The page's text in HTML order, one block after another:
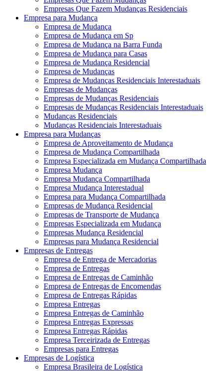
Empresas Que Fazem Mudanças Residenciais
Empresa para Mudança
Empresa de Mudança
Empresa de Mudança em Sp
Empresa de Mudança na Barra Funda
Empresa de Mudança para Casas
Empresa de Mudança Residencial
Empresa de Mudanças
Empresa de Mudanças Residenciais Interestaduais
Empresas de Mudanças
Empresas de Mudanças Residenciais
Empresas de Mudanças Residenciais Interestaduais
Mudanças Residenciais
Mudanças Residenciais Interestaduais
Empresa para Mudanças
Empresa de Aproveitamento de Mudança
Empresa de Mudança Compartilhada
Empresa Especializada em Mudança Compartilhada
Empresa Mudança
Empresa Mudança Compartilhada
Empresa Mudança Interestadual
Empresa para Mudança Compartilhada
Empresas de Mudança Residencial
Empresas de Transporte de Mudança
Empresas Especializada em Mudança
Empresas Mudança Residencial
Empresas para Mudança Residencial
Empresas de Entregas
Empresa de Entrega de Mercadorias
Empresa de Entregas
Empresa de Entregas de Caminhão
Empresa de Entregas de Encomendas
Empresa de Entregas Rápidas
Empresa Entregas
Empresa Entregas de Caminhão
Empresa Entregas Expressas
Empresa Entregas Rápidas
Empresa Terceirizada de Entregas
Empresas para Entregas
Empresas de Logística
Empresa Brasileira de Logística